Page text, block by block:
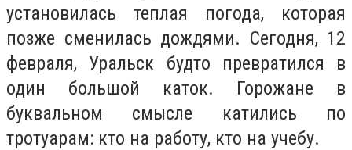
установилась теплая погода, которая
позже сменилась дождями. Сегодня, 12
февраля, Уральск будто превратился в
один большой каток. Горожане в
буквальном смысле катились по
тротуарам: кто на работу, кто на учебу.